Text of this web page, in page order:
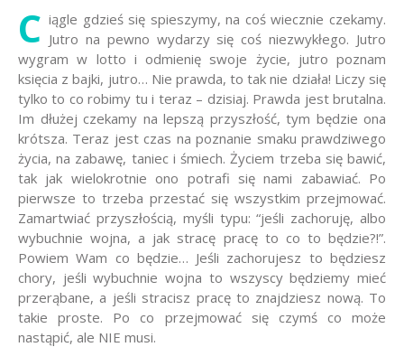
C iągle gdzieś się spieszymy, na coś wiecznie czekamy.
Jutro na pewno wydarzy się coś niezwykłego. Jutro
wygram w lotto i odmienię swoje życie, jutro poznam
księcia z bajki, jutro… Nie prawda, to tak nie działa! Liczy się
tylko to co robimy tu i teraz – dzisiaj. Prawda jest brutalna.
Im dłużej czekamy na lepszą przyszłość, tym będzie ona
krótsza. Teraz jest czas na poznanie smaku prawdziwego
życia, na zabawę, taniec i śmiech. Życiem trzeba się bawić,
tak jak wielokrotnie ono potrafi się nami zabawiać. Po
pierwsze to trzeba przestać się wszystkim przejmować.
Zamartwiać przyszłością, myśli typu: “jeśli zachoruję, albo
wybuchnie wojna, a jak stracę pracę to co to będzie?!”.
Powiem Wam co będzie… Jeśli zachorujesz to będziesz
chory, jeśli wybuchnie wojna to wszyscy będziemy mieć
przerąbane, a jeśli stracisz pracę to znajdziesz nową. To
takie proste. Po co przejmować się czymś co może
nastąpić, ale NIE musi.